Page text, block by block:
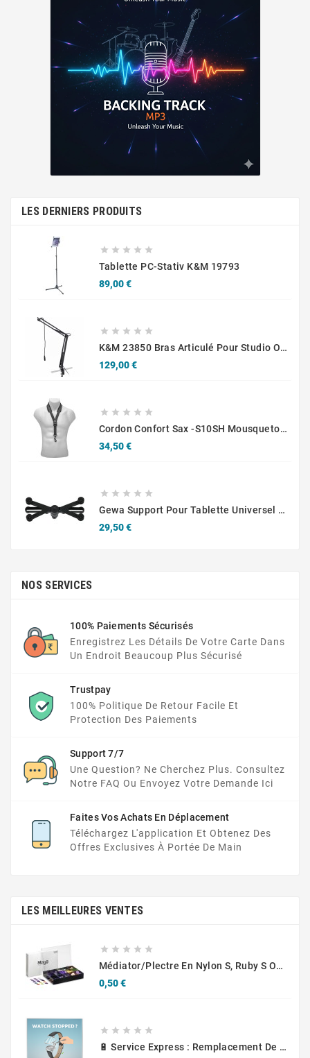
LES DERNIERS PRODUITS
    
Tablette PC-Stativ K&M 19793
89,00 €Prix
    
K&M 23850 Bras Articulé Pour Studio Ou Radio
129,00 €Prix
    
Cordon Confort Sax -S10SH Mousqueton - Adultes
34,50 €Prix
    
Gewa Support Pour Tablette Universel 10.1-14"
29,50 €Prix
NOS SERVICES
100% Paiements Sécurisés
Enregistrez Les Détails De Votre Carte Dans
Un Endroit Beaucoup Plus Sécurisé
Trustpay
100% Politique De Retour Facile Et
Protection Des Paiements
Support 7/7
Une Question? Ne Cherchez Plus. Consultez
Notre FAQ Ou Envoyez Votre Demande Ici
Faites Vos Achats En Déplacement
Téléchargez L'application Et Obtenez Des
Offres Exclusives À Portée De Main
LES MEILLEURES VENTES
    
Médiator/plectre En Nylon S, Ruby S Ou Touch L - STAGG PBOX10
0,50 €Prix
    
🔋 Service Express : Remplacement De Piles D'Horlogerie